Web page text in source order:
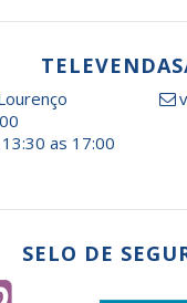
as 17:00
SELO DE